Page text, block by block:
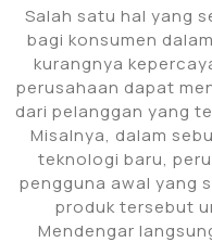
Salah satu hal yang
bagi konsumen
kurangnya
perusahaan dapat
dari pelanggan yang
Misalnya, dalam
teknologi baru,
pengguna awal yang
produk tersebut
Mendengar